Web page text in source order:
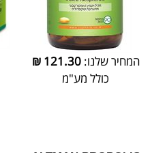
המחיר שלנו:121.30
₪
כולל מע"מ